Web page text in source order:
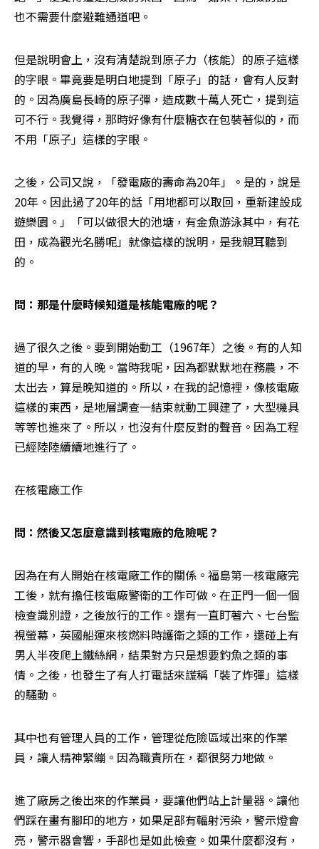
也不需要什麼避難通道吧。
但是說明會上，沒有清楚說到原子力（核能）的原子這樣
的字眼。畢竟要是明白地提到「原子」的話，會有人反對
的。因為廣島長崎的原子彈，造成數十萬人死亡，提到這
可不行。我覺得，那時好像有什麼糖衣在包裝著似的，而
不用「原子」這樣的字眼。
之後，公司又說，「發電廠的壽命為20年」。是的，說是
20年。因此過了20年的話「用地都可以取回，重新建設成
遊樂園。」「可以做很大的池塘，有金魚游泳其中，有花
田，成為觀光名勝呢」就像這樣的說明，是我親耳聽到
的。
問：那是什麼時候知道是核能電廠的呢？
過了很久之後。要到開始動工（1967年）之後。有的人知
道的早，有的人晚。當時我呢，因為都默默地在務農，不
太出去，算是晚知道的。所以，在我的記憶裡，像核電廠
這樣的東西，是地層調查一結束就動工興建了，大型機具
等等也進來了。所以，也沒有什麼反對的聲音。因為工程
已經陸陸續續地進行了。
在核電廠工作
問：然後又怎麼意識到核電廠的危險呢？
因為在有人開始在核電廠工作的關係。福島第一核電廠完
工後，就有擔任核電廠警衛的工作可做。在正門一個一個
檢查識別證，之後放行的工作。還有一直盯著六、七台監
視螢幕，英國船運來核燃料時護衛之類的工作，還碰上有
男人半夜爬上鐵絲網，結果對方只是想要釣魚之類的事
情。之後，也發生了有人打電話來謊稱「裝了炸彈」這樣
的騷動。
其中也有管理人員的工作，管理從危險區域出來的作業
員，讓人精神緊繃。因為職責所在，都很努力地做。
進了廠房之後出來的作業員，要讓他們站上計量器。讓他
們踩在畫有腳印的地方，如果足部有輻射污染，警示燈會
亮，警示器會響，手部也是如此檢查。如果什麼都沒有，